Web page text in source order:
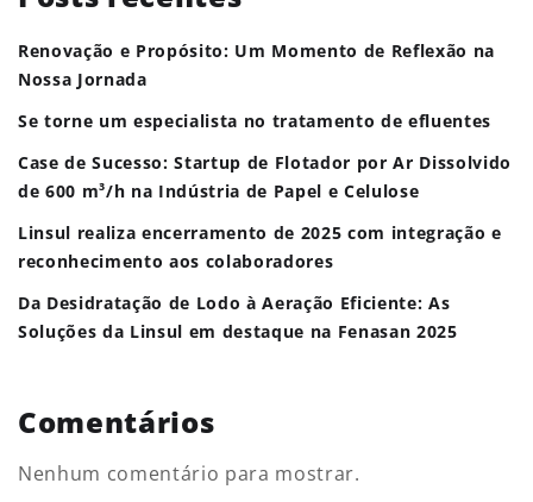
Renovação e Propósito: Um Momento de Reflexão na
Nossa Jornada
Se torne um especialista no tratamento de efluentes
Case de Sucesso: Startup de Flotador por Ar Dissolvido
de 600 m³/h na Indústria de Papel e Celulose
Linsul realiza encerramento de 2025 com integração e
reconhecimento aos colaboradores
Da Desidratação de Lodo à Aeração Eficiente: As
Soluções da Linsul em destaque na Fenasan 2025
Comentários
Nenhum comentário para mostrar.